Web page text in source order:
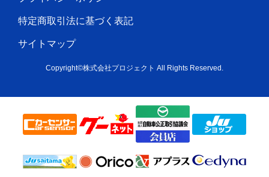
特定商取引法に基づく表記
サイトマップ
Copyright©株式会社プロジェクト All Rights Reserved.